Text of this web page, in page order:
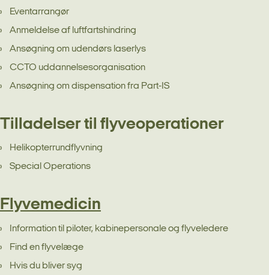
Eventarrangør
Anmeldelse af luftfartshindring
Ansøgning om udendørs laserlys
CCTO uddannelsesorganisation
Ansøgning om dispensation fra Part-IS
Tilladelser til flyveoperationer
Helikopterrundflyvning
Special Operations
Flyvemedicin
Information til piloter, kabinepersonale og flyveledere
Find en flyvelæge
Hvis du bliver syg